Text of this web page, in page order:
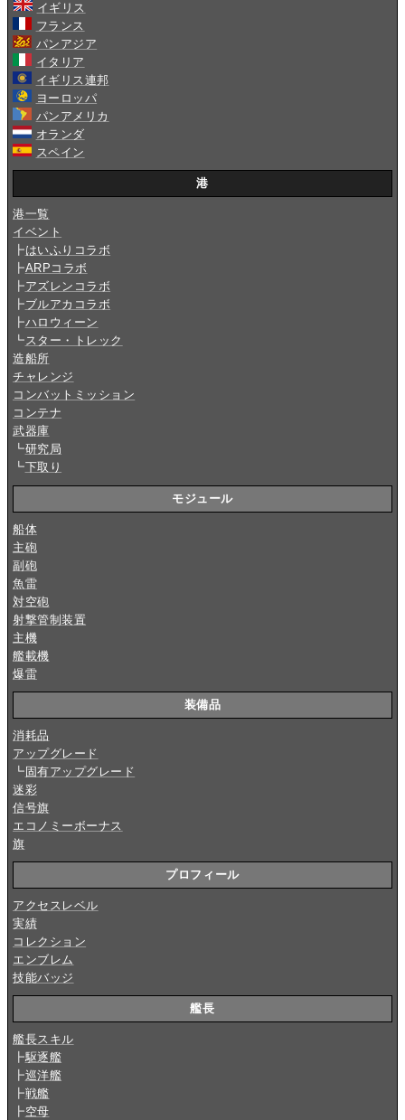
イギリス
フランス
パンアジア
イタリア
イギリス連邦
ヨーロッパ
パンアメリカ
オランダ
スペイン
港
港一覧
イベント
┣はいふりコラボ
┣ARPコラボ
┣アズレンコラボ
┣ブルアカコラボ
┣ハロウィーン
┗スター・トレック
造船所
チャレンジ
コンバットミッション
コンテナ
武器庫
┗研究局
┗下取り
モジュール
船体
主砲
副砲
魚雷
対空砲
射撃管制装置
主機
艦載機
爆雷
装備品
消耗品
アップグレード
┗ 固有アップグレード
迷彩
信号旗
エコノミーボーナス
旗
プロフィール
アクセスレベル
実績
コレクション
エンブレム
技能バッジ
艦長
艦長スキル
┣駆逐艦
┣巡洋艦
┣戦艦
┣空母